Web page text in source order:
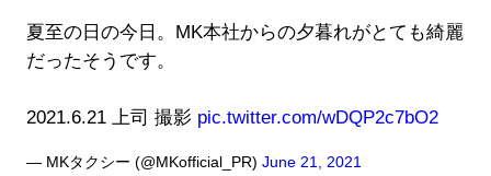
夏至の日の今日。MK本社からの夕暮れがとても綺麗
だったそうです。
2021.6.21 上司 撮影 pic.twitter.com/wDQP2c7bO2
— MKタクシー (@MKofficial_PR) June 21, 2021